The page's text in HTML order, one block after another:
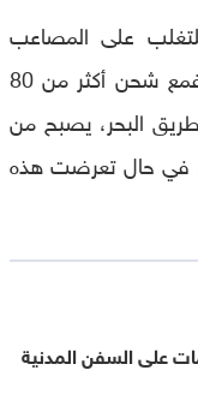
على المصاعب
والمخاطر التي تواجه الممرات البحرية، فمع شحن أكثر من 80
البحر، يصبح من
في حال تعرضت هذه
على السفن المدنية